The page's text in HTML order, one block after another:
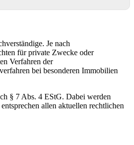
Je nach
für private Zwecke oder
Verfahren der
bei besonderen Immobilien
§ 7 Abs. 4 EStG. Dabei werden
allen aktuellen rechtlichen